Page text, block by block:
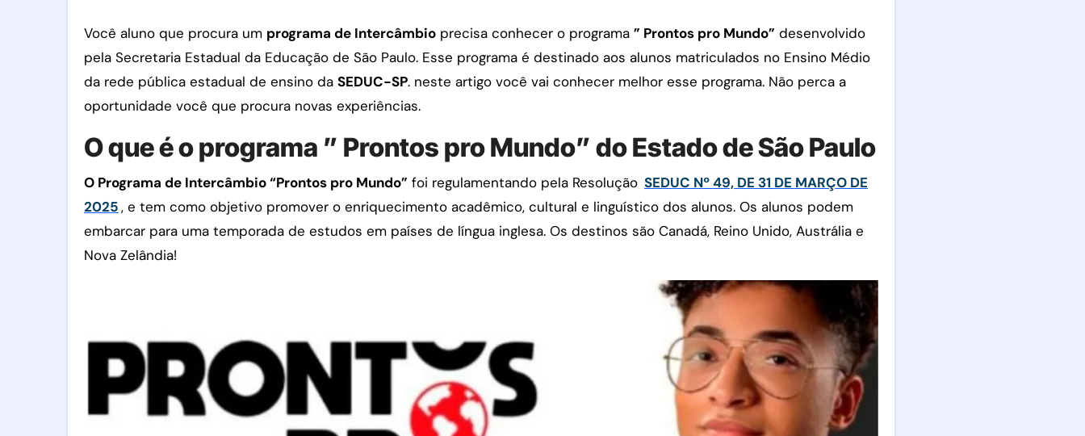
Você aluno que procura um programa de Intercâmbio precisa conhecer o programa ” Prontos pro Mundo” desenvolvido
pela Secretaria Estadual da Educação de São Paulo. Esse programa é destinado aos alunos matriculados no Ensino Médio
da rede pública estadual de ensino da SEDUC-SP. neste artigo você vai conhecer melhor esse programa. Não perca a
oportunidade você que procura novas experiências.
O que é o programa ” Prontos pro Mundo” do Estado de São Paulo
O Programa de Intercâmbio “Prontos pro Mundo” foi regulamentando pela Resolução SEDUC Nº 49, DE 31 DE MARÇO DE
2025, e tem como objetivo promover o enriquecimento acadêmico, cultural e linguístico dos alunos. Os alunos podem
embarcar para uma temporada de estudos em países de língua inglesa. Os destinos são Canadá, Reino Unido, Austrália e
Nova Zelândia!